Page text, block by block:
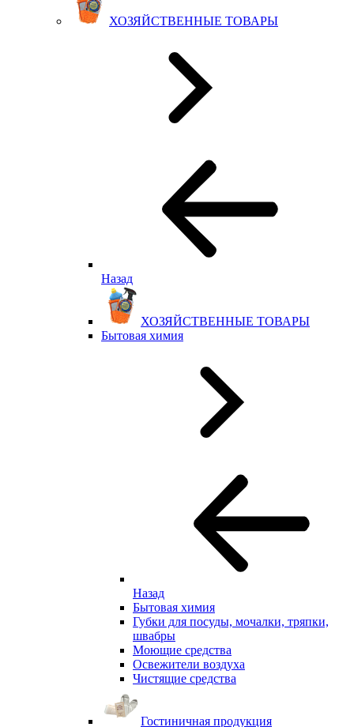
ХОЗЯЙСТВЕННЫЕ ТОВАРЫ
Назад
ХОЗЯЙСТВЕННЫЕ ТОВАРЫ
Бытовая химия
Назад
Бытовая химия
Губки для посуды, мочалки, тряпки,
швабры
Моющие средства
Освежители воздуха
Чистящие средства
Гостиничная продукция